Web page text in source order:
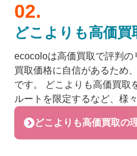
どこよりも高価買
ecocoloは高価買取で評判の
買取価格に自信があるため
です。 どこよりも高価買取
ルートを限定するなど、様
どこよりも高価買取の